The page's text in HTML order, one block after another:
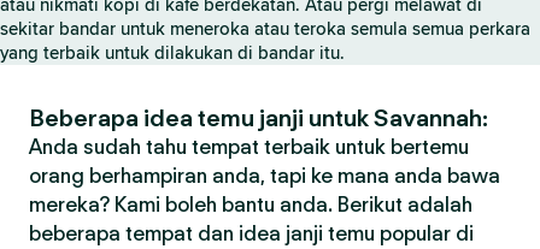
e
r
sekitar bandar untuk meneroka atau teroka semula semua perkara
yang terbaik untuk dilakukan di bandar itu.
Beberapa idea temu janji untuk Savannah:
Anda sudah tahu tempat terbaik untuk bertemu
orang berhampiran anda, tapi ke mana anda bawa
mereka? Kami boleh bantu anda. Berikut adalah
beberapa tempat dan idea janji temu popular di